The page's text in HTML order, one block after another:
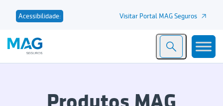
Acessibilidade: Visitar Portal MAG Seguros